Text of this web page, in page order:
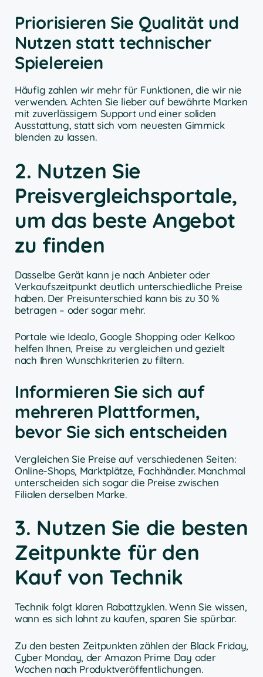
Priorisieren Sie Qualität und
Nutzen statt technischer
Spielereien
Häufig zahlen wir mehr für Funktionen, die wir nie
verwenden. Achten Sie lieber auf bewährte Marken
mit zuverlässigem Support und einer soliden
Ausstattung, statt sich vom neuesten Gimmick
blenden zu lassen.
2. Nutzen Sie
Preisvergleichsportale,
um das beste Angebot
zu finden
Dasselbe Gerät kann je nach Anbieter oder
Verkaufszeitpunkt deutlich unterschiedliche Preise
haben. Der Preisunterschied kann bis zu 30 %
betragen – oder sogar mehr.
Portale wie Idealo, Google Shopping oder Kelkoo
helfen Ihnen, Preise zu vergleichen und gezielt
nach Ihren Wunschkriterien zu filtern.
Informieren Sie sich auf
mehreren Plattformen,
bevor Sie sich entscheiden
Vergleichen Sie Preise auf verschiedenen Seiten:
Online-Shops, Marktplätze, Fachhändler. Manchmal
unterscheiden sich sogar die Preise zwischen
Filialen derselben Marke.
3. Nutzen Sie die besten
Zeitpunkte für den
Kauf von Technik
Technik folgt klaren Rabattzyklen. Wenn Sie wissen,
wann es sich lohnt zu kaufen, sparen Sie spürbar.
Zu den besten Zeitpunkten zählen der Black Friday,
Cyber Monday, der Amazon Prime Day oder
Wochen nach Produktveröffentlichungen.